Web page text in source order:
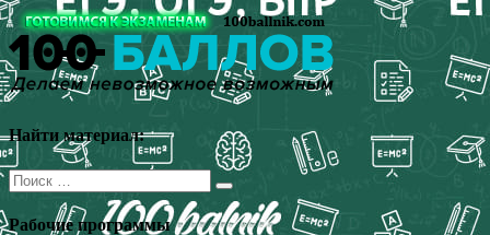
Перейти
к
содержимому
Найти материал:
Поиск
для:
Рабочие программы